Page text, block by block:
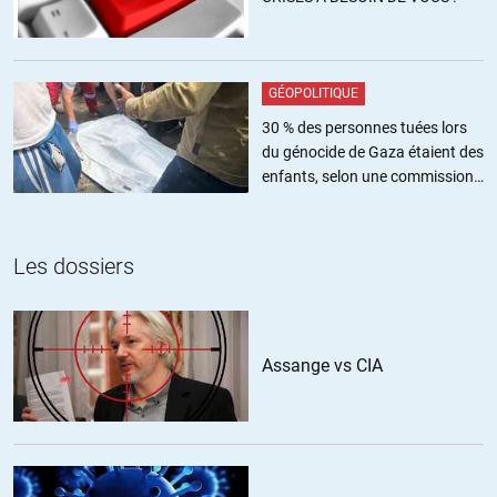
des approches psychologisantes (qu’elles émanent de personnes
qualifiées ou non d’ailleurs), l’attachement de M. Servigne à :
• décrire ses propres états d’âme, les phases par lesquelles il est
passé
• encourager le travail de l’imaginaire pour aider à mieux anticiper
l’effondrement
… me paraît une démarche très importante et utile. Moins
scientifique et moins rigoureuse qu’un colloque ou un rapport, mais
Désolé pour la banalité du propos 😉
+39 ALERTER
Charles Michael // 29.04.2018 à 13h32
@Caliban,
donc un préjudice
GÉOPOLITIQUE
30 % des personnes tuées lors
du génocide de Gaza étaient des
enfants, selon une commission
Les dossiers
Assange vs CIA